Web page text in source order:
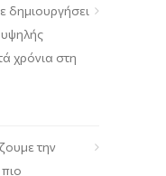
δημιουργήσει
χρόνια στη
την